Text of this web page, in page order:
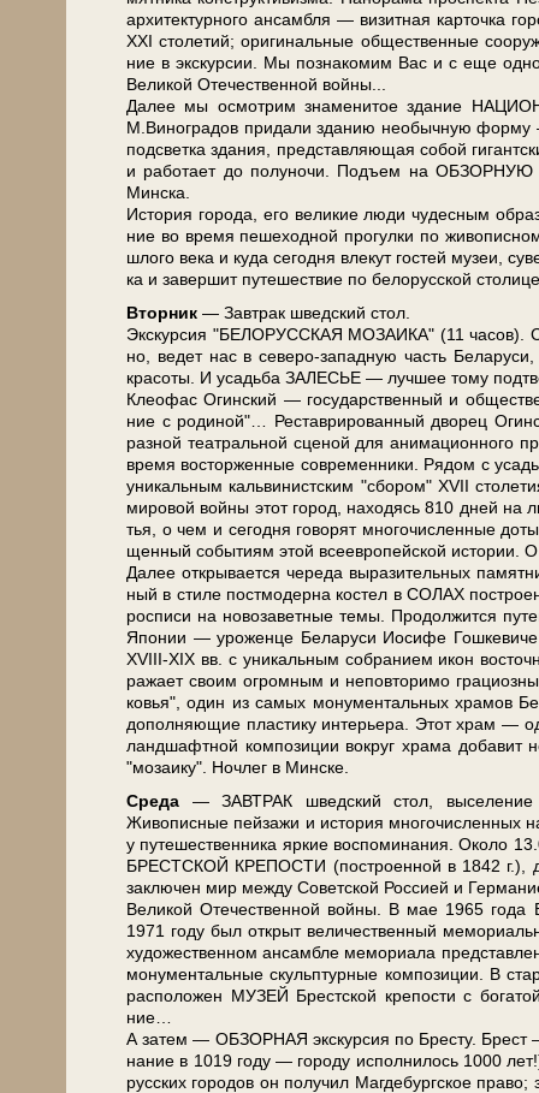
ар­хи­тек­тур­но­го ан­сам­бля — ви­зит­ная кар­точ­ка
ХХI сто­ле­тий; ори­ги­наль­ные об­ще­ствен­ные
ние в экс­кур­сии. Мы познакомим Вас и с еще
Ве­ли­кой Оте­че­ствен­ной вой­ны...
Да­лее мы осмот­рим зна­ме­ни­тое здание
М.Ви­но­гра­дов при­да­ли зда­нию не­обыч­ную фор­му
под­свет­ка зда­ния, пред­став­ля­ю­щая со­бой
и ра­бо­та­ет до по­лу­но­чи. Подъем на
Мин­ска.
История го­ро­да, его ве­ли­кие лю­ди чу­дес­ным
ние во вре­мя пе­ше­ход­ной про­гул­ки по
шло­го ве­ка и ку­да се­год­ня вле­кут го­стей му­зеи,
ка и за­вер­шит пу­те­ше­ствие по бе­ло­рус­ской
Втор­ник — Завтрак швед­ский стол.
Экс­кур­сия "БЕЛОРУССКАЯ МОЗАИКА" (11 ча­сов).
но, ве­дет нас в северо-западную часть
кра­со­ты. И усадь­ба ЗАЛЕСЬЕ — луч­шее то­му
Клео­фас Огин­ский — го­су­дар­ствен­ный и
ние с родиной"… Ре­ста­ври­ро­ван­ный дво­рец
раз­ной те­ат­раль­ной сце­ной для ани­ма­ци­он­но­го
вре­мя вос­тор­жен­ные со­вре­мен­ни­ки. Рядом с
уни­каль­ным каль­ви­нист­ским "сбо­ром" XVII
ми­ро­вой вой­ны этот го­род, на­хо­дясь 810 дней
тья, о чем и се­год­ня го­во­рят мно­го­чис­лен­ные
щен­ный со­бы­ти­ям этой все­ев­ро­пей­ской ис­то­рии.
Да­лее от­кры­ва­ет­ся че­ре­да вы­ра­зи­тель­ных
ный в сти­ле пост­мо­дер­на ко­стел в СОЛАХ
рос­пи­си на но­во­за­вет­ные те­мы. Продолжится
Япо­нии — уро­жен­це Бе­ла­ру­си Иоси­фе
ХVIII-XIX вв. с уни­каль­ным со­бра­ни­ем икон
ра­жа­ет сво­им огром­ным и не­по­вто­ри­мо
ко­вья", один из са­мых мо­ну­мен­таль­ных хра­мов
до­пол­ня­ю­щие пла­сти­ку ин­те­рье­ра. Этот храм —
ланд­шафт­ной ком­по­зи­ции вокруг хра­ма
"мо­за­и­ку". Ноч­лег в Мин­ске.
Сре­да — ЗАВ­ТРАК швед­ский стол,
Живописные пей­за­жи и ис­то­рия мно­го­чис­лен­ных
у пу­те­ше­ствен­ни­ка яр­кие вос­по­ми­на­ния. Около
БРЕСТСКОЙ КРЕПОСТИ (по­стро­ен­ной в 1842 г.),
за­клю­чен мир меж­ду Со­вет­ской Рос­си­ей и
Ве­ли­кой Оте­че­ствен­ной вой­ны. В мае 1965 го­да
1971 го­ду был от­крыт величественный
художественном ан­сам­бле ме­мо­ри­а­ла
мо­ну­мен­таль­ные скульп­тур­ные ком­по­зи­ции. В
рас­по­ло­жен МУЗЕЙ Брест­ской кре­по­сти с
ние…
А затем — ОБЗОРНАЯ экскурсия по Бре­сту.
на­ние в 1019 го­ду — го­ро­ду ис­пол­ни­лось 1000
рус­ских го­ро­дов он по­лу­чил Маг­де­бург­ское